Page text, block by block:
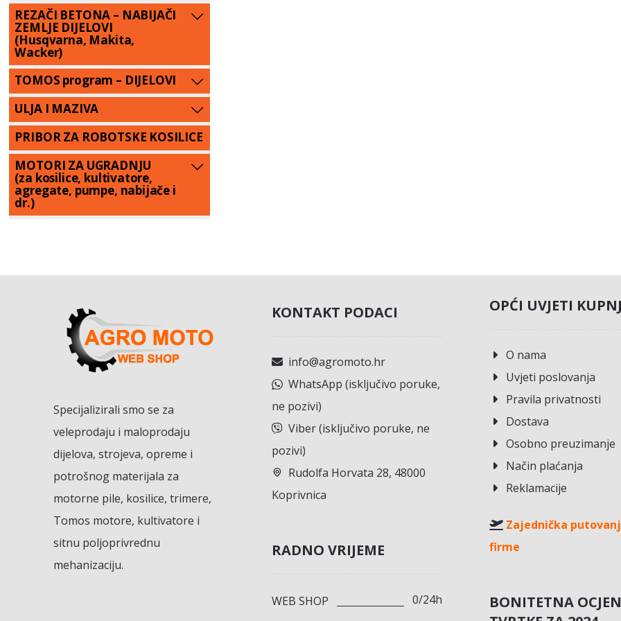
REZAČI BETONA – NABIJAČI
ZEMLJE DIJELOVI
(Husqvarna, Makita,
Wacker)
TOMOS program – DIJELOVI
ULJA I MAZIVA
PRIBOR ZA ROBOTSKE KOSILICE
MOTORI ZA UGRADNJU
(za kosilice, kultivatore,
agregate, pumpe, nabijače i
dr.)
Specijalizirali smo se za
veleprodaju i maloprodaju
dijelova, strojeva, opreme i
potrošnog materijala za
motorne pile, kosilice, trimere,
Tomos motore, kultivatore i
sitnu poljoprivrednu
mehanizaciju.
KONTAKT PODACI
info@agromoto.hr
WhatsApp (isključivo poruke,
ne pozivi)
Viber (isključivo poruke, ne
pozivi)
Rudolfa Horvata 28, 48000
Koprivnica
RADNO VRIJEME
WEB SHOP 0/24h
OPĆI UVJETI
O nama
Uvjeti poslovanja
Pravila privatnosti
Dostava
Osobno preuzimanje
Način plaćanja
Reklamacije
Zajednička
firme
BONITETNA